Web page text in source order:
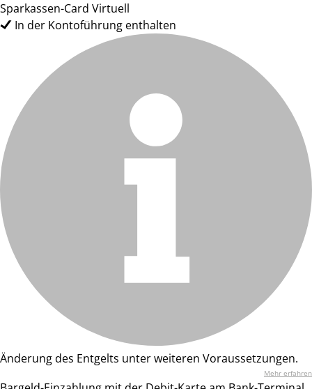
Sparkassen-Card Virtuell
In der Kontoführung enthalten
Änderung des Entgelts unter weiteren Voraussetzungen.
Mehr erfahren